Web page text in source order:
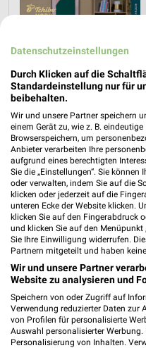
Datenschutzeinstellungen
Durch Klicken auf die
Standardeinstellung nur für
beibehalten.
Wir und unsere Partner speichern
einem Gerät zu, wie z. B.
Browserspeichern, um
Anbieter verarbeiten Ihre
aufgrund eines berechtigten
Sie die „Einstellungen“. Sie
oder verwalten, indem Sie auf die
klicken oder jederzeit auf die
unteren Ecke der Website klicken.
klicken Sie auf den Fingerabdruck
und klicken Sie auf den Menüpunkt
Sie Ihre Einwilligung widerrufen.
Partnern mitgeteilt und haben
Wir und unsere Partner
Website zu analysieren und
Speichern von oder Zugriff auf
Verwendung reduzierter Daten zur
von Profilen für personalisierte
Auswahl personalisierter
Personalisierung von Inhalten.